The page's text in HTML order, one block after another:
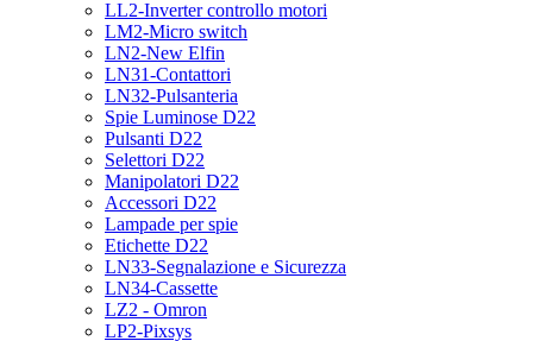
LL2-Inverter controllo motori
LM2-Micro switch
LN2-New Elfin
LN31-Contattori
LN32-Pulsanteria
Spie Luminose D22
Pulsanti D22
Selettori D22
Manipolatori D22
Accessori D22
Lampade per spie
Etichette D22
LN33-Segnalazione e Sicurezza
LN34-Cassette
LZ2 - Omron
LP2-Pixsys